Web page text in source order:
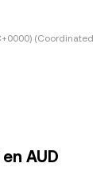
(Coordinated
AUD